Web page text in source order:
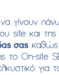
να γίνουν
site και
σας καθώς
το On-
για